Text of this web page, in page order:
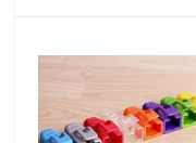
В наличии